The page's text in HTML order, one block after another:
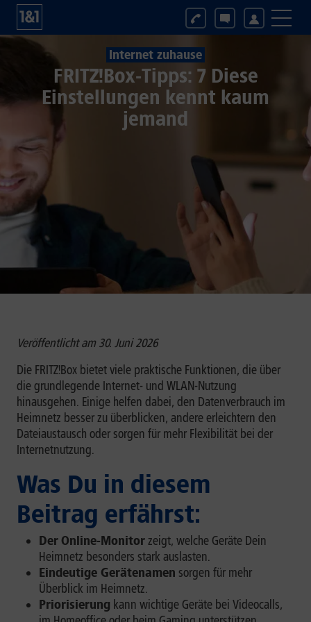
Internet zuhause
FRITZ!Box-Tipps: 7 Diese
Einstellungen kennt kaum
jemand
Veröffentlicht am 30. Juni 2026
Die FRITZ!Box bietet viele praktische Funktionen, die über
die grundlegende Internet- und WLAN-Nutzung
hinausgehen. Einige helfen dabei, den Datenverbrauch im
Heimnetz besser zu überblicken, andere erleichtern den
Dateiaustausch oder sorgen für mehr Flexibilität bei der
Internetnutzung.
Was Du in diesem
Beitrag erfährst:
Der Online-Monitorzeigt, welche Geräte Dein
Heimnetz besonders stark auslasten.
Eindeutige Gerätenamen sorgen für mehr
Überblick im Heimnetz.
Priorisierung kann wichtige Geräte bei Videocalls,